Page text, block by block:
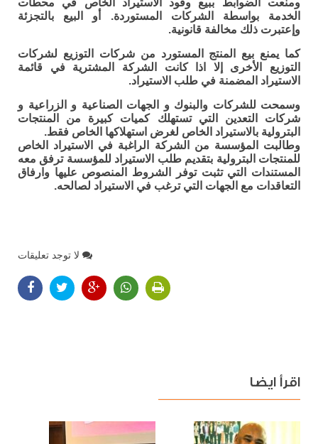
الخدمة بواسطة الشركات المستوردة. أو البيع بالتجزئة
وإعتبرت ذلك مخالفة قانونية.
كما يمنع بيع المنتج المستورد من شركات التوزيع لشركات
التوزيع الأخرى إلا اذا كانت الشركة المشترية في قائمة
الاستيراد المضمنة في طلب الاستيراد.
وسمحت للشركات والبنوك و الجهات الصناعية و الزراعية و
شركات التعدين التي تستهلك كميات كبيرة من المنتجات
البترولية بالاستيراد الخاص لغرض استهلاكها الخاص فقط.
وطالبت المؤسسة من الشركة الراغبة في الاستيراد الخاص
للمنتجات البترولية بتقديم طلب الاستيراد للمؤسسة ترفق معه
المستندات التي تثبت توفر الشروط المنصوص عليها وارفاق
التعاقدات مع الجهات التي ترغب في الاستيراد لصالحه.
لا توجد تعليقات
اقرأ ايضا